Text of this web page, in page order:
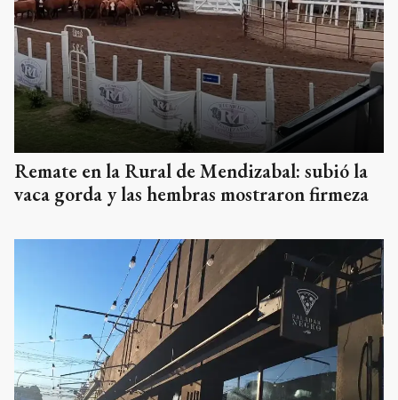
Remate en la Rural de Mendizabal: subió la
vaca gorda y las hembras mostraron firmeza